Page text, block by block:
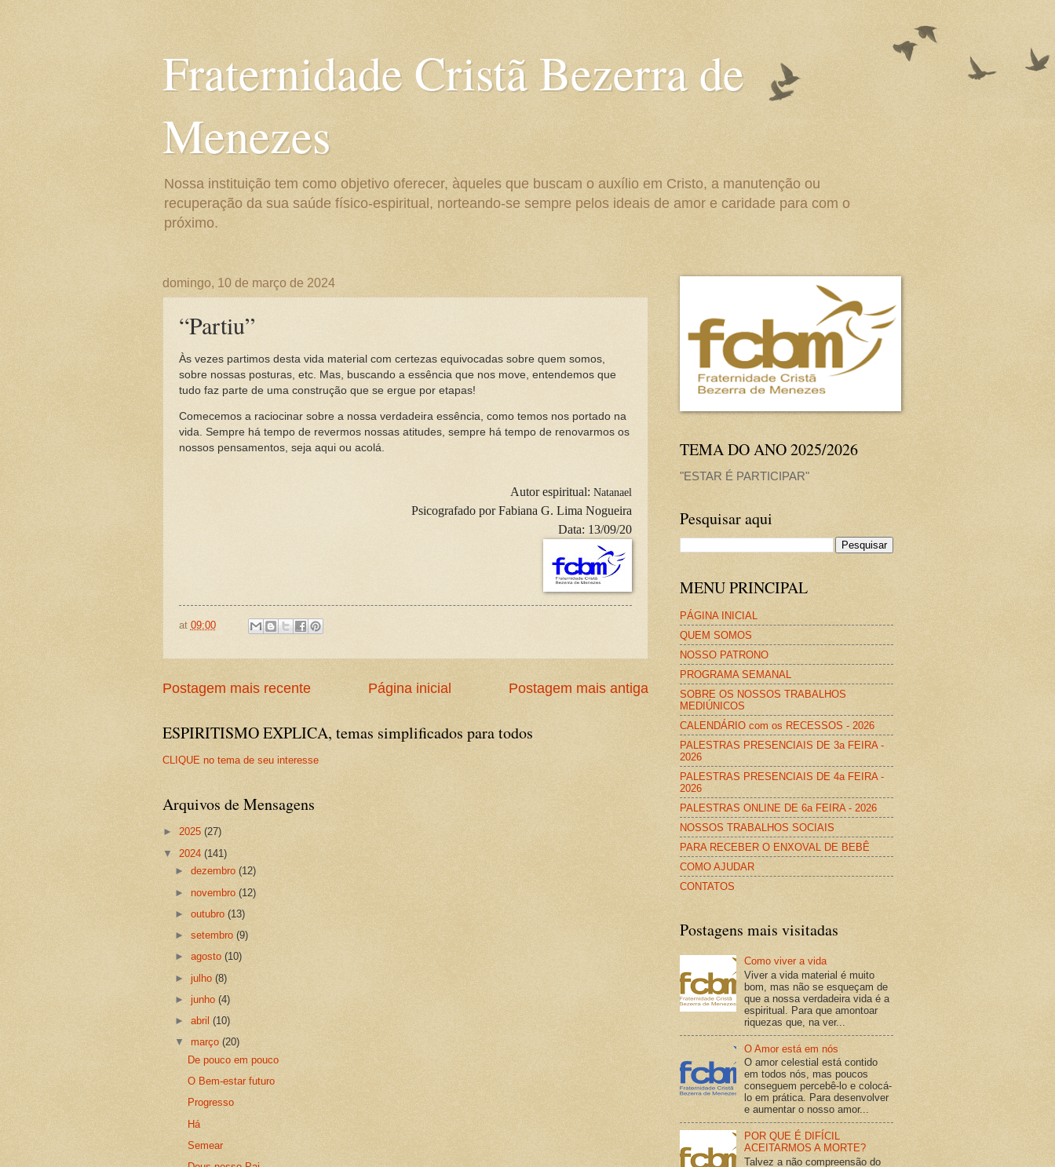
Fraternidade Cristã Bezerra de
Menezes
Nossa instituição tem como objetivo oferecer, àqueles que buscam o auxílio em Cristo, a manutenção ou
recuperação da sua saúde físico-espiritual, norteando-se sempre pelos ideais de amor e caridade para com o
próximo.
domingo, 10 de março de 2024
“Partiu”
Às vezes partimos desta vida material com certezas equivocadas sobre quem somos,
sobre nossas posturas, etc. Mas, buscando a essência que nos move, entendemos que
tudo faz parte de uma construção que se ergue por etapas!
Comecemos a raciocinar sobre a nossa verdadeira essência, como temos nos portado na
vida. Sempre há tempo de revermos nossas atitudes, sempre há tempo de renovarmos os
nossos pensamentos, seja aqui ou acolá.
Autor espiritual: Natanael
Psicografado porFabiana G. Lima Nogueira
Data: 13/09/20
at 09:00
Postagem mais recente Postagem mais antiga
Página inicial
ESPIRITISMO EXPLICA, temas simplificados para todos
CLIQUE no tema de seu interesse
Arquivos de Mensagens
► 2025 (27)
▼ 2024 (141)
► dezembro (12)
► novembro (12)
► outubro (13)
► setembro (9)
► agosto (10)
► julho (8)
► junho (4)
► abril (10)
▼ março (20)
De pouco em pouco
O Bem-estar futuro
Progresso
Há
Semear
TEMA DO ANO 2025/2026
"ESTAR É PARTICIPAR"
Pesquisar aqui
MENU PRINCIPAL
PÁGINA INICIAL
QUEM SOMOS
NOSSO PATRONO
PROGRAMA SEMANAL
SOBRE OS NOSSOS TRABALHOS
MEDIÚNICOS
CALENDÁRIO com os RECESSOS - 2026
PALESTRAS PRESENCIAIS DE 3a FEIRA -
2026
PALESTRAS PRESENCIAIS DE 4a FEIRA -
2026
PALESTRAS ONLINE DE 6a FEIRA - 2026
NOSSOS TRABALHOS SOCIAIS
PARA RECEBER O ENXOVAL DE BEBÊ
COMO AJUDAR
CONTATOS
Postagens mais visitadas
Como viver a vida
Viver a vida material é muito
bom, mas não se esqueçam de
que a nossa verdadeira vida é a
espiritual. Para que amontoar
riquezas que, na ver...
O Amor está em nós
O amor celestial está contido
em todos nós, mas poucos
conseguem percebê-lo e colocá-
lo em prática. Para desenvolver
e aumentar o nosso amor...
POR QUE É DIFÍCIL
ACEITARMOS A MORTE?
Talvez a não compreensão do